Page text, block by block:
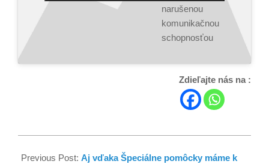
narušenou
komunikačnou
schopnosťou ‍
Zdieľajte nás na :
Previous Post: Aj vďaka Špeciálne pomôcky máme k